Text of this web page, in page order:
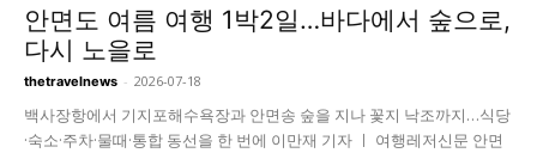
안면도 여름 여행 1박2일…바다에서 숲으로,
다시 노을로
thetravelnews - 2026-07-18
백사장항에서 기지포해수욕장과 안면송 숲을 지나 꽃지 낙조까지…식당
·숙소·주차·물때·통합 동선을 한 번에 이만재 기자 ㅣ 여행레저신문 안면